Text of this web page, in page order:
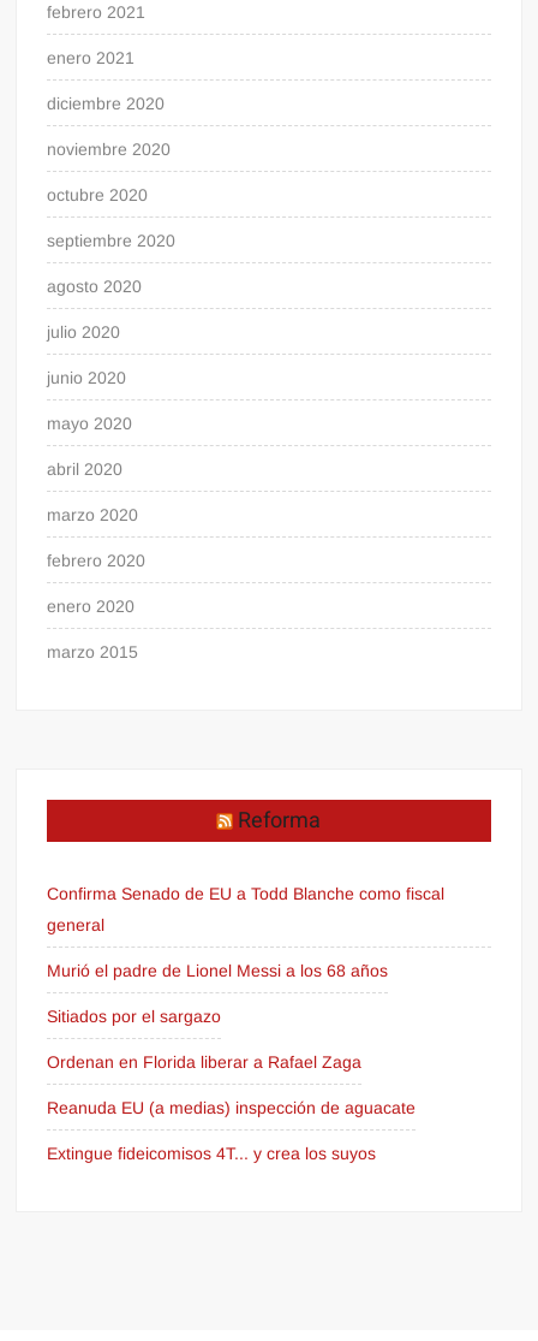
febrero 2021
enero 2021
diciembre 2020
noviembre 2020
octubre 2020
septiembre 2020
agosto 2020
julio 2020
junio 2020
mayo 2020
abril 2020
marzo 2020
febrero 2020
enero 2020
marzo 2015
Reforma
Confirma Senado de EU a Todd Blanche como fiscal
general
Murió el padre de Lionel Messi a los 68 años
Sitiados por el sargazo
Ordenan en Florida liberar a Rafael Zaga
Reanuda EU (a medias) inspección de aguacate
Extingue fideicomisos 4T... y crea los suyos